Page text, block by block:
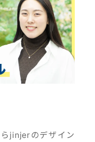
ーリーjinjerのデザイン